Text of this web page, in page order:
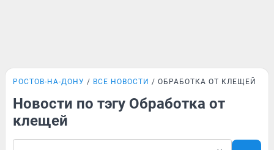
РОСТОВ-НА-ДОНУ ВСЕ НОВОСТИ ОБРАБОТКА ОТ КЛЕЩЕЙ
Новости по тэгу Обработка от
клещей